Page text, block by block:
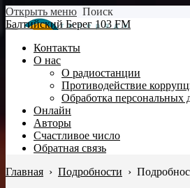
Открыть меню Поиск
Балтийский Берег 103 FM
Контакты
О нас
О радиостанции
Противодействие
Обработка персональных
Онлайн
Авторы
Счастливое число
Обратная связь
Главная › Подробности ›